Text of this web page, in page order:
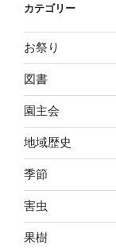
カテゴリー
お祭り
図書
園主会
地域歴史
季節
害虫
果樹